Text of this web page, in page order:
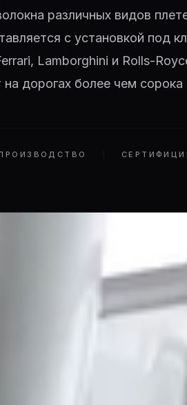
различных видов
с установкой под
Lamborghini и Rolls-
дорогах более чем сорока